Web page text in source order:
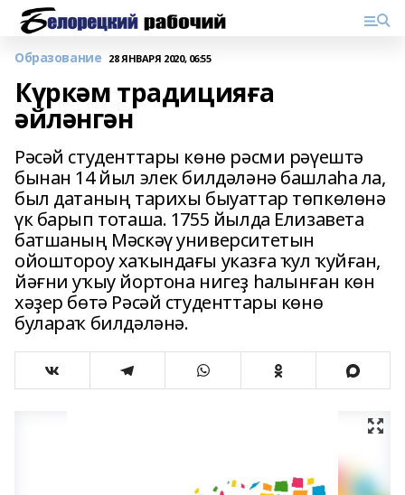
Образование 28 ЯНВАРЯ 2020, 06:55
Күркәм традицияға
әйләнгән
Рәсәй студенттары көнө рәсми рәүештә
бынан 14 йыл элек билдәләнә башлаһа ла,
был датаның тарихы быуаттар төпкөлөнә
үк барып тоташа. 1755 йылда Елизавета
батшаның Мәскәү университетын
ойоштороу хаҡындағы указға ҡул ҡуйған,
йәғни уҡыу йортона нигеҙ һалынған көн
хәҙер бөтә Рәсәй студенттары көнө
булараҡ билдәләнә.